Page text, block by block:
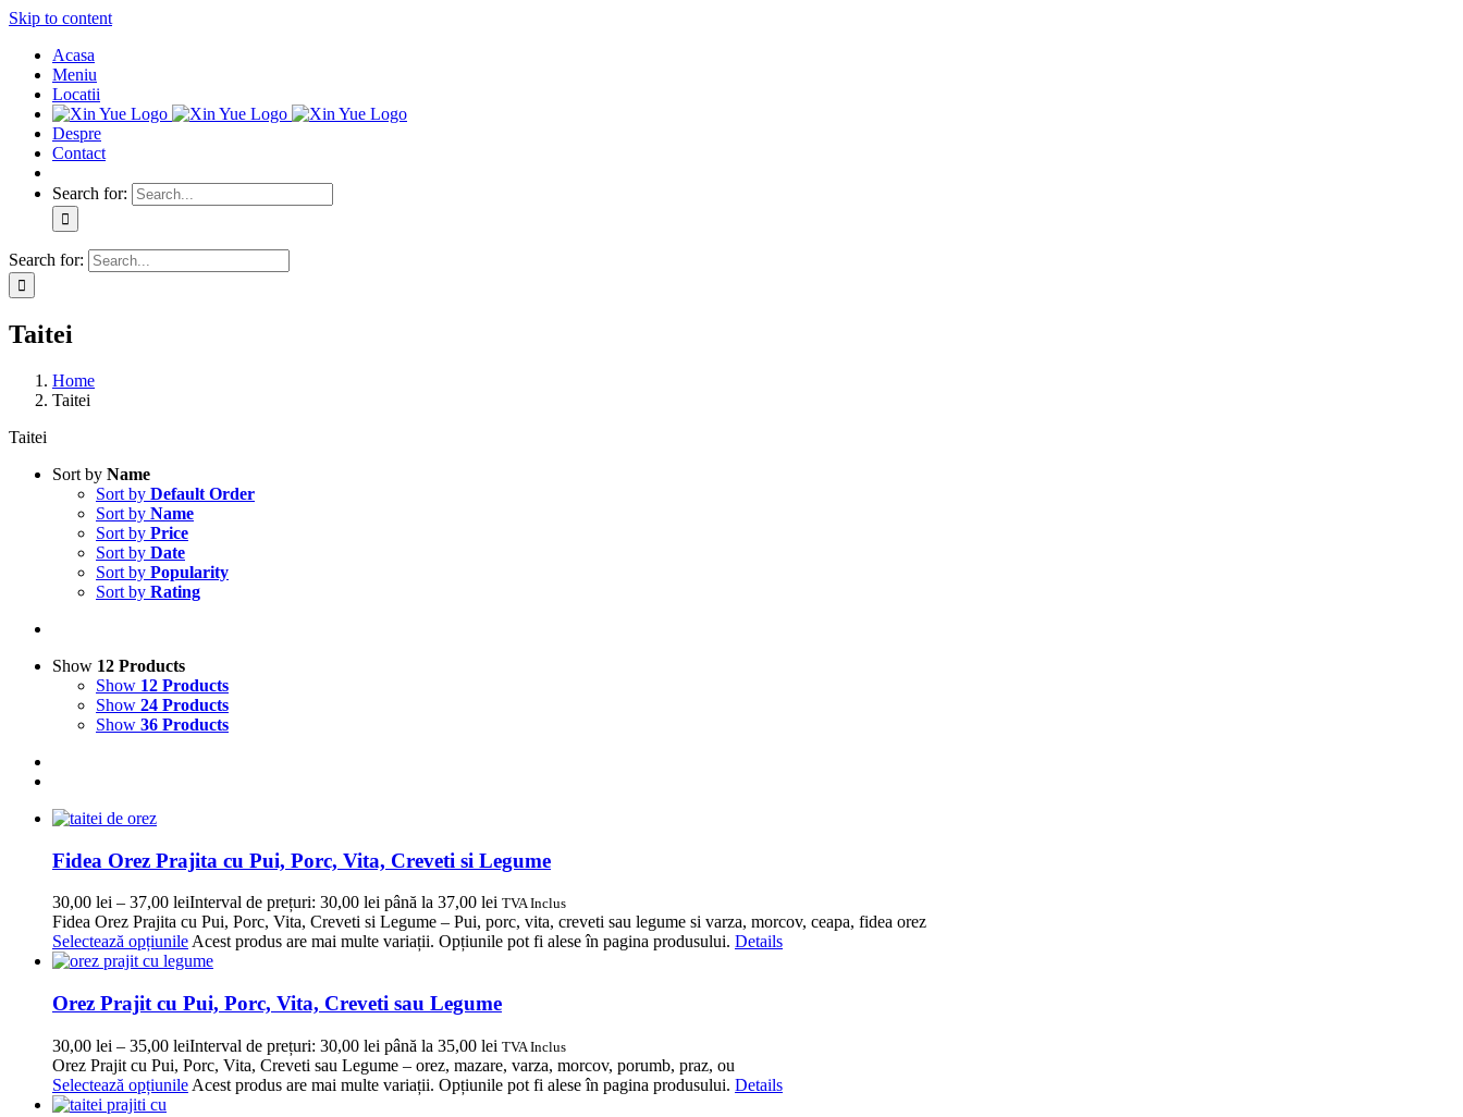
Skip to content
Acasa
Meniu
Locatii
Despre
Contact
Search for:
Search for:
Taitei
Home
Taitei
Taitei
Sort by Name
Sort by Default Order
Sort by Name
Sort by Price
Sort by Date
Sort by Popularity
Sort by Rating
Show 12 Products
Show 12 Products
Show 24 Products
Show 36 Products
Fidea Orez Prajita cu Pui, Porc, Vita, Creveti si Legume
30,00 lei – 37,00 leiInterval de prețuri: 30,00 lei până la 37,00 lei TVA Inclus
Fidea Orez Prajita cu Pui, Porc, Vita, Creveti si Legume – Pui, porc, vita, creveti sau legume si varza, morcov, ceapa, fidea orez
Selectează opțiunile Acest produs are mai multe variații. Opțiunile pot fi alese în pagina produsului. Details
Orez Prajit cu Pui, Porc, Vita, Creveti sau Legume
30,00 lei – 35,00 leiInterval de prețuri: 30,00 lei până la 35,00 lei TVA Inclus
Orez Prajit cu Pui, Porc, Vita, Creveti sau Legume – orez, mazare, varza, morcov, porumb, praz, ou
Selectează opțiunile Acest produs are mai multe variații. Opțiunile pot fi alese în pagina produsului. Details